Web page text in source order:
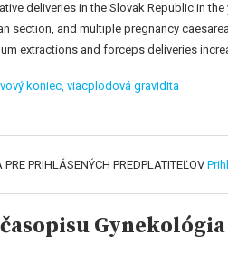
deliveries in the Slovak Republic in
section, and multiple pregnancy
extractions and forceps deliveries
koniec, viacplodová gravidita
PRIHLÁSENÝCH PREDPLATITEĽOV